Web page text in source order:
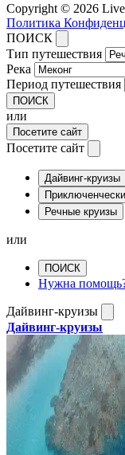
Copyright © 2026
Политика
ПОИСК
Тип путешествия
Река
Период путешествия
ПОИСК
или
Посетите сайт
Посетите сайт
Дайвинг-круизы
Речные круизы
или
ПОИСК
Нужна
Дайвинг-круизы
Дайвинг-круизы